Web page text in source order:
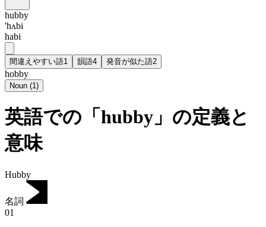
hubby
'hʌbi
habi
間違えやすい語1 韻語4 発音が似た語2
hobby
Noun (1)
英語での「hubby」の定義と
意味
Hubby
名詞
01